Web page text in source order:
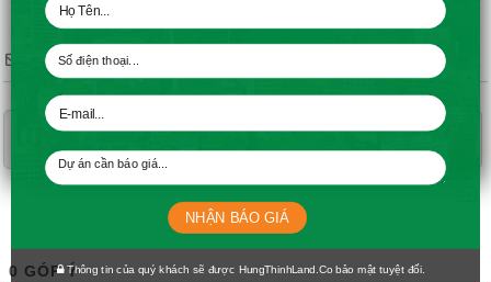
Subscribe
0 GÓP ÝThông tin của quý khách sẽ được HungThinhLand.Co bảo mật tuyệt đối.
NHẬN BÁO GIÁ